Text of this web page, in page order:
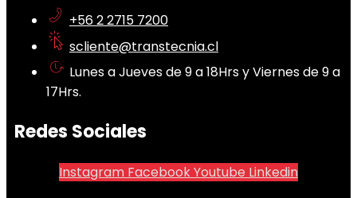
+56 2 2715 7200
scliente@transtecnia.cl
Lunes a Jueves de 9 a 18Hrs y Viernes de 9 a
17Hrs.
Redes Sociales
Instagram FacebookYoutube Linkedin